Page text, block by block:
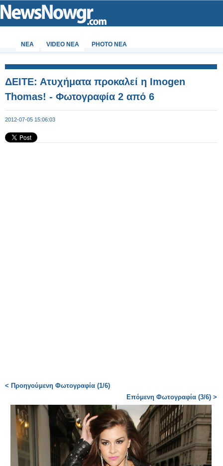
ΝΕΑ VIDEO NEA PHOTO NEA
ΔΕΙΤΕ: Ατυχήματα προκαλεί η Imogen
Thomas! - Φωτογραφία 2 από 6
2012-07-05 15:06:03
< Προηγούμενη Φωτογραφία (1/6)
Επόμενη Φωτογραφία (3/6) >